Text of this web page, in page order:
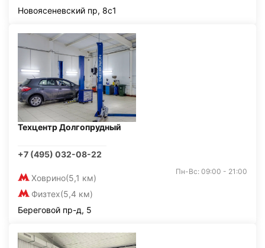
Новоясеневский пр, 8с1
Техцентр Долгопрудный
+7 (495) 032-08-22
Ховрино(5,1 км)
Физтех(5,4 км)
Пн-Вс: 09:00 - 21:00
Береговой пр-д, 5